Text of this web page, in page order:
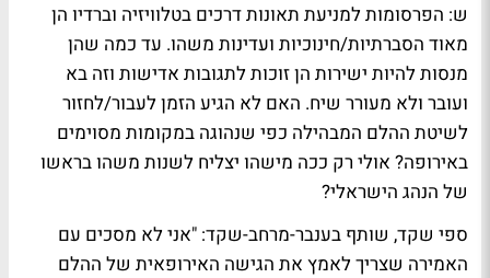
ש: הפרסומות למניעת תאונות דרכים בטלוויזיה וברדיו הן
מאוד הסברתיות/חינוכיות ועדינות משהו. עד כמה שהן
מנסות להיות ישירות הן זוכות לתגובות אדישות וזה בא
ועובר ולא מעורר שיח. האם לא הגיע הזמן לעבור/לחזור
לשיטת ההלם המבהילה כפי שנהוגה במקומות מסוימים
באירופה? אולי רק ככה מישהו יצליח לשנות משהו בראשו
של הנהג הישראלי?
ספי שקד, שותף בענבר-מרחב-שקד: "אני לא מסכים עם
האמירה שצריך לאמץ את הגישה האירופאית של ההלם